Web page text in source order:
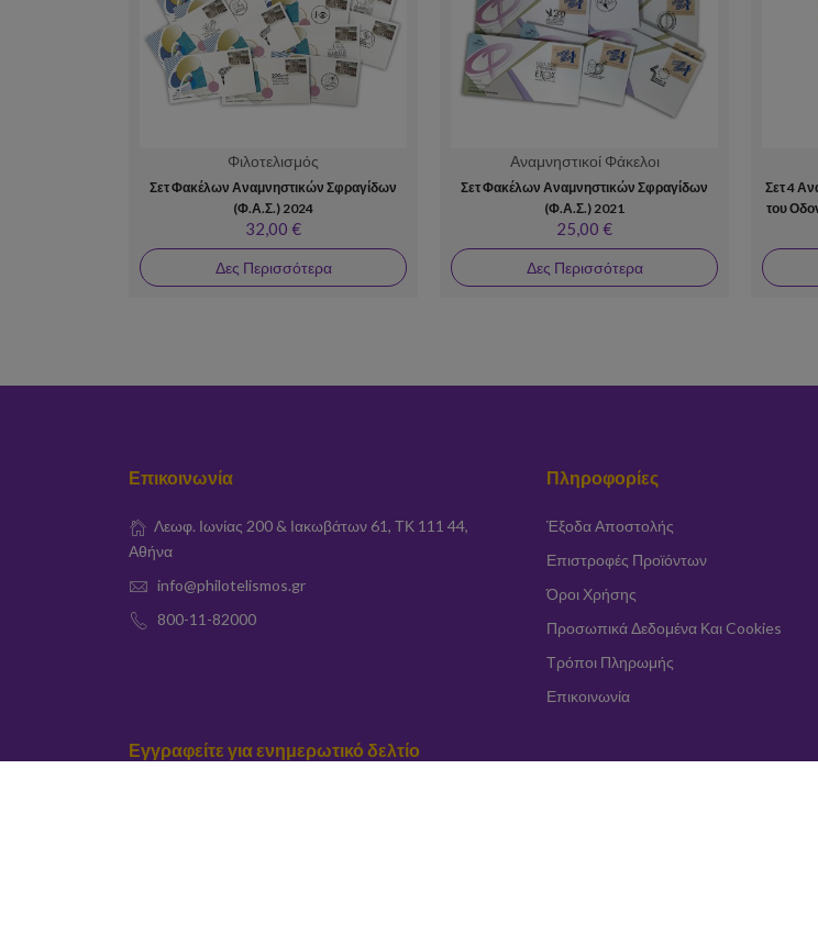
Φιλοτελισμός
Σετ Φακέλων Αναμνηστικών Σφραγίδων
(Φ.Α.Σ.) 2024
32,00 €
Δες Περισσότερα
Αναμνηστικοί Φάκελοι
Σετ Φακέλων Αναμνηστικών Σφραγίδων
(Φ.Α.Σ.) 2021
25,00 €
Δες Περισσότερα
Σετ 4
του
Επικοινωνία
Λεωφ. Ιωνίας 200 & Ιακωβάτων 61, ΤΚ 111 44,
Αθήνα
info@philotelismos.gr
800-11-82000
Πληροφορίες
Έξοδα Αποστολής
Επιστροφές Προϊόντων
Όροι Χρήσης
Προσωπικά Δεδομένα Και Cookies
Τρόποι Πληρωμής
Επικοινωνία
Εγγραφείτε για ενημερωτικό δελτίο